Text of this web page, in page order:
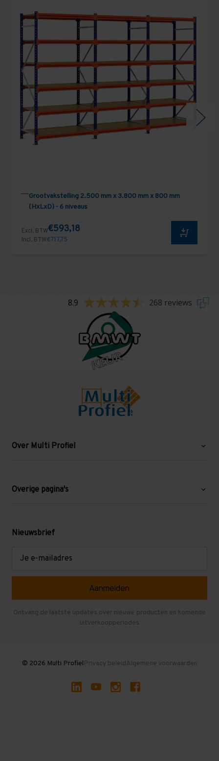
Grootvakstelling 2.500 mm x 3.800 mm x 800 mm
(HxLxD) - 6 niveaus
Excl. BTW€593,18
Incl. BTW€717,75
8.9 268 reviews
Over Multi Profiel
Blog
Levering en afhalen
Overige pagina's
Mezzanine
Gebruikte entresolvloeren
Nieuwsbrief
Ontvang de laatste updates over nieuwe producten en komende
uitverkoopperiodes
© 2026 Multi ProfielPrivacy beleidAlgemene voorwaarden